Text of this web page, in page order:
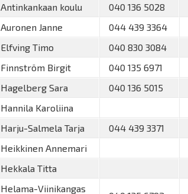
Antinkankaan koulu
040 136 5028
Auronen Janne
044 439 3364
Elfving Timo
040 830 3084
Finnström Birgit
040 135 6971
Hagelberg Sara
040 136 5015
Hannila Karoliina
Harju-Salmela Tarja
044 439 3371
Heikkinen Annemari
Hekkala Titta
Helama-Viinikangas